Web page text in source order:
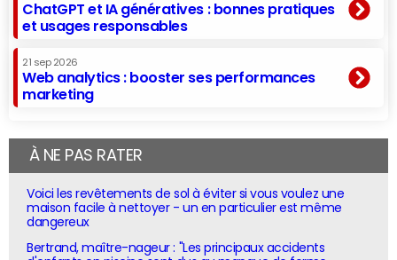
ChatGPT et IA génératives : bonnes pratiques
et usages responsables
21 sep 2026
Web analytics : booster ses performances
marketing
À NE PAS RATER
Voici les revêtements de sol à éviter si vous voulez une
maison facile à nettoyer - un en particulier est même
dangereux
Bertrand, maître-nageur : "Les principaux accidents